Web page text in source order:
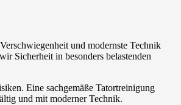
und modernste Technik
Sicherheit in besonders belastenden
Eine sachgemäße Tatortreinigung
und mit moderner Technik.